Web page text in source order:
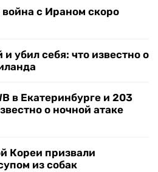
война с Ираном скоро
убил себя: что известно о
в Екатеринбурге и 203
о ночной атаке
Кореи призвали
из собак